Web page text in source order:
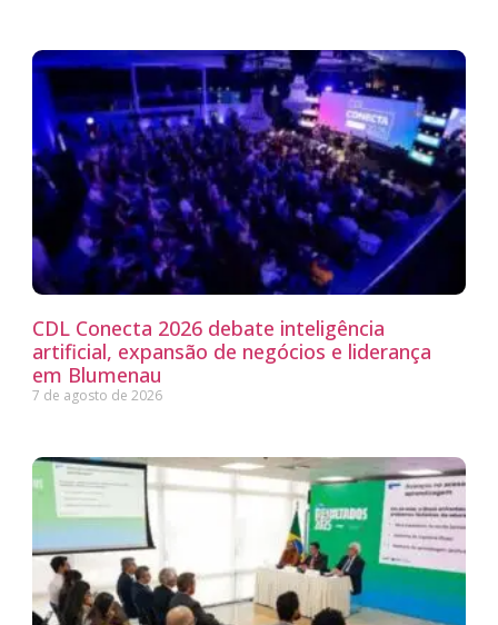
CDL Conecta 2026 debate inteligência
artificial, expansão de negócios e liderança
em Blumenau
7 de agosto de 2026